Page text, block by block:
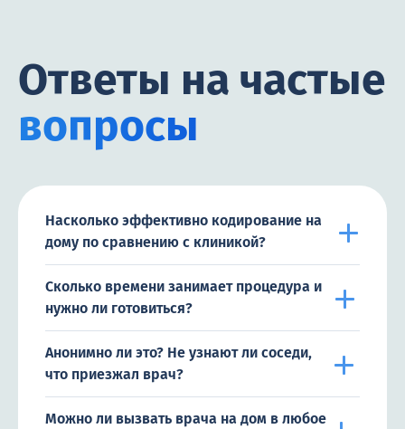
Ответы на частые
вопросы
Насколько эффективно кодирование на
дому по сравнению с клиникой?
Сколько времени занимает процедура и
нужно ли готовиться?
Анонимно ли это? Не узнают ли соседи,
что приезжал врач?
Можно ли вызвать врача на дом в любое